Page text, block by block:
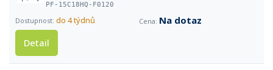
PF-15C18HQ-F0120
do 4 týdnů
Na dotaz
Detail